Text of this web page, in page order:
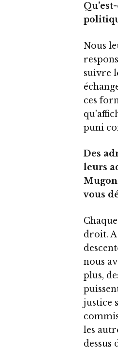
Nous
suivre
ces
puni
Des
leurs
vous
droit.
nous
plus,
justice
les
dessus